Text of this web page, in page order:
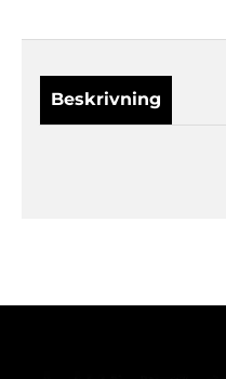
Beskrivning